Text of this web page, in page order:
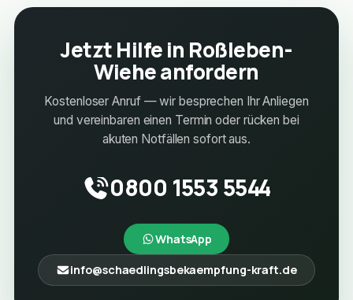
Jetzt Hilfe in Roßleben-
Wiehe anfordern
Kostenloser Anruf — wir besprechen Ihr Anliegen
und vereinbaren einen Termin oder rücken bei
akuten Notfällen sofort aus.
0800 1553 5544
WhatsApp
info@schaedlingsbekaempfung-kraft.de